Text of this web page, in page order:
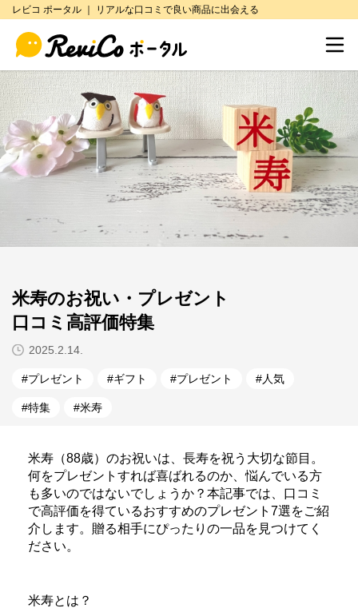
レビコ ポータル ｜ リアルな口コミで良い商品に出会える
米寿のお祝い・プレゼント
口コミ高評価特集
2025.2.14.
プレゼント ギフト プレゼント 人気
特集 米寿
米寿（88歳）のお祝いは、長寿を祝う大切な節目。
何をプレゼントすれば喜ばれるのか、悩んでいる方
も多いのではないでしょうか？本記事では、口コミ
で高評価を得ているおすすめのプレゼント7選をご紹
介します。贈る相手にぴったりの一品を見つけてく
ださい。
米寿とは？